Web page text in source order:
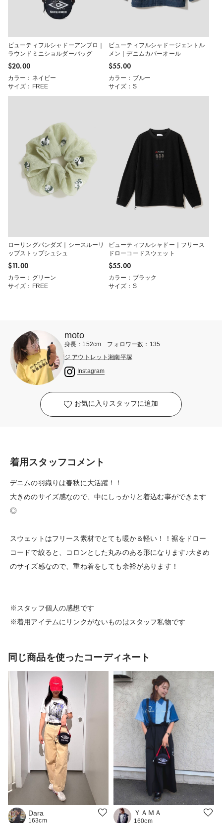
ビューティフルシャドーアンブロ｜
ラウンドミニショルダーバッグ
$‌20.00
カラー：ネイビー
サイズ：FREE
ビューティフルシャドージェントル
メン｜デニムカバーオール
$‌55.00
カラー：ブルー
サイズ：S
ローリングパンダズ｜シースルーリ
ップストップシュシュ
$‌11.00
カラー：グリーン
サイズ：FREE
ビューティフルシャドー｜フリース
ドローコードスウェット
$‌55.00
カラー：ブラック
サイズ：S
moto
身長：152cm フォロワー数：135
ジ アウトレット湘南平塚
Instagram
お気に入りスタッフに追加
着用スタッフコメント
デニムの羽織りは春秋に大活躍！！
大きめのサイズ感なので、中にしっかりと着込む事ができます
◎
スウェットはフリース素材でとても暖か＆軽い！！裾をドロー
コードで絞ると、コロンとした丸みのある形になります♪大きめ
のサイズ感なので、重ね着をしても余裕があります！
※スタッフ個人の感想です
※着用アイテムにリンクがないものはスタッフ私物です
同じ商品を使ったコーディネート
Dara
163cm
ＹＡＭＡ
160cm